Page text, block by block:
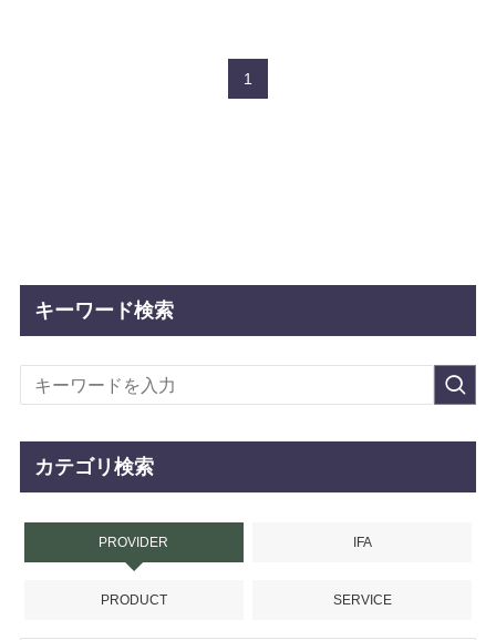
1
キーワード検索
カテゴリ検索
PROVIDER IFA
PRODUCT SERVICE